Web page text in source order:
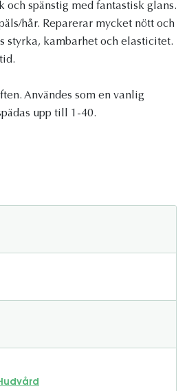
och spänstig med fantastisk glans.
hår. Reparerar mycket nött och
styrka, kambarhet och elasticitet.
Användes som en vanlig
upp till 1-40.